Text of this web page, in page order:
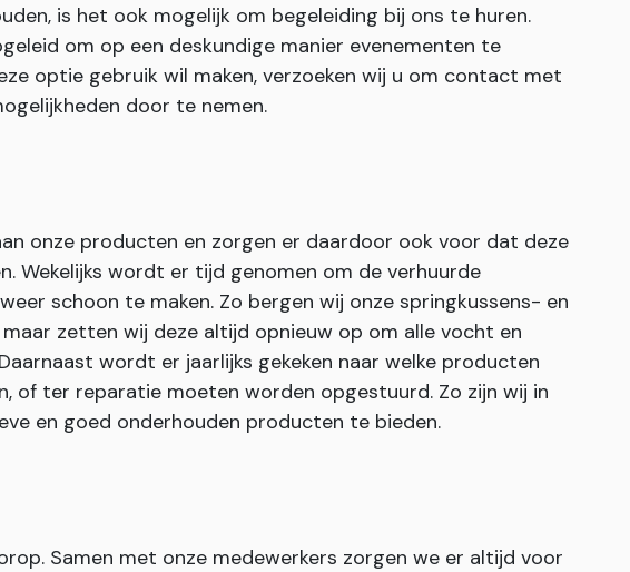
is het ook mogelijk om begeleiding bij ons te huren.
om op een deskundige manier evenementen te
optie gebruik wil maken, verzoeken wij u om contact met
door te nemen.
onze producten en zorgen er daardoor ook voor dat deze
Wekelijks wordt er tijd genomen om de verhuurde
schoon te maken. Zo bergen wij onze springkussens- en
zetten wij deze altijd opnieuw op om alle vocht en
wordt er jaarlijks gekeken naar welke producten
of ter reparatie moeten worden opgestuurd. Zo zijn wij in
en goed onderhouden producten te bieden.
Samen met onze medewerkers zorgen we er altijd voor